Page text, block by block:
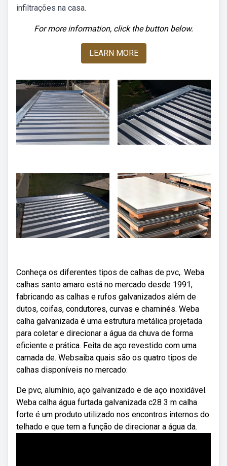
infiltrações na casa.
For more information, click the button below.
LEARN MORE
Conheça os diferentes tipos de calhas de pvc,. Weba
calhas santo amaro está no mercado desde 1991,
fabricando as calhas e rufos galvanizados além de
dutos, coifas, condutores, curvas e chaminés. Weba
calha galvanizada é uma estrutura metálica projetada
para coletar e direcionar a água da chuva de forma
eficiente e prática. Feita de aço revestido com uma
camada de. Websaiba quais são os quatro tipos de
calhas disponíveis no mercado:
De pvc, alumínio, aço galvanizado e de aço inoxidável.
Weba calha água furtada galvanizada c28 3 m calha
forte é um produto utilizado nos encontros internos do
telhado e que tem a função de direcionar a água da.